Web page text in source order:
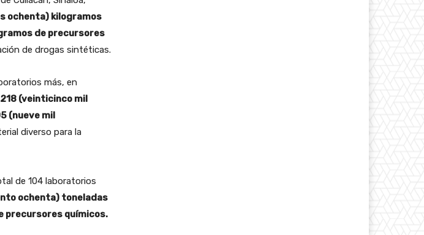
ochenta) kilogramos
de precursores
de drogas sintéticas.
más, en
(veinticinco mil
(nueve mil
diverso para la
de 104 laboratorios
ochenta) toneladas
precursores químicos.